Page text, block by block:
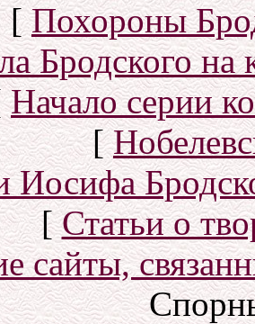
[Похороны
Бродского
Начало серии
[
Иосифа
[Статьи о
сайты,